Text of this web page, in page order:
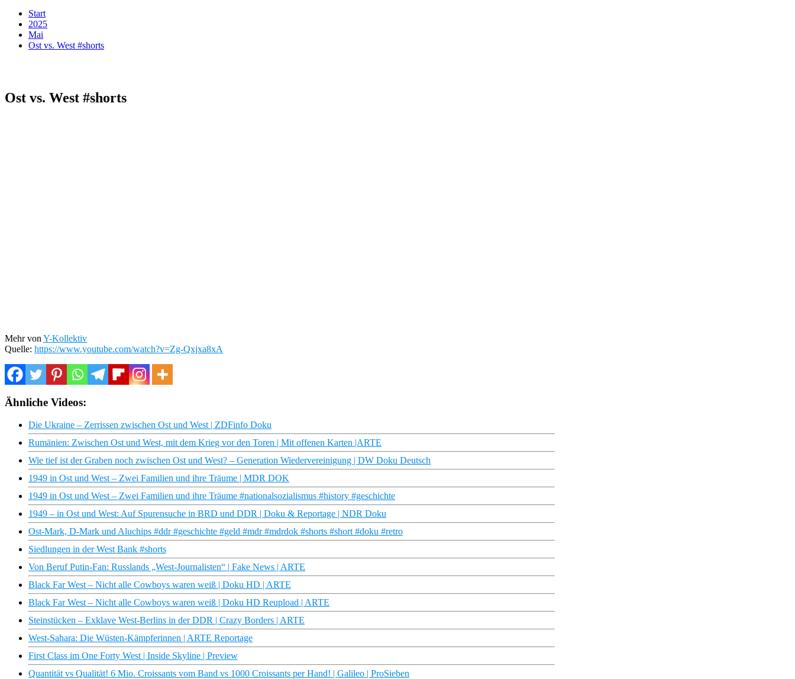
Start
2025
Mai
Ost vs. West #shorts
Ost vs. West #shorts
Mehr von Y-Kollektiv
Quelle: https://www.youtube.com/watch?v=Zg-Qxjxa8xA
Ähnliche Videos:
Die Ukraine – Zerrissen zwischen Ost und West | ZDFinfo Doku
Rumänien: Zwischen Ost und West, mit dem Krieg vor den Toren | Mit offenen Karten |ARTE
Wie tief ist der Graben noch zwischen Ost und West? – Generation Wiedervereinigung | DW Doku Deutsch
1949 in Ost und West – Zwei Familien und ihre Träume | MDR DOK
1949 in Ost und West – Zwei Familien und ihre Träume #nationalsozialismus #history #geschichte
1949 – in Ost und West: Auf Spurensuche in BRD und DDR | Doku & Reportage | NDR Doku
Ost-Mark, D-Mark und Aluchips #ddr #geschichte #geld #mdr #mdrdok #shorts #short #doku #retro
Siedlungen in der West Bank #shorts
Von Beruf Putin-Fan: Russlands „West-Journalisten“ | Fake News | ARTE
Black Far West – Nicht alle Cowboys waren weiß | Doku HD | ARTE
Black Far West – Nicht alle Cowboys waren weiß | Doku HD Reupload | ARTE
Steinstücken – Exklave West-Berlins in der DDR | Crazy Borders | ARTE
West-Sahara: Die Wüsten-Kämpferinnen | ARTE Reportage
First Class im One Forty West | Inside Skyline | Preview
Quantität vs Qualität! 6 Mio. Croissants vom Band vs 1000 Croissants per Hand! | Galileo | ProSieben